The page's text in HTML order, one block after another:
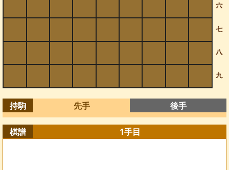
持駒 先手 後手
棋譜 1手目